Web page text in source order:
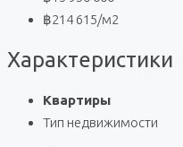
฿214 615/м2
Характеристики
Квартиры
Тип недвижимости